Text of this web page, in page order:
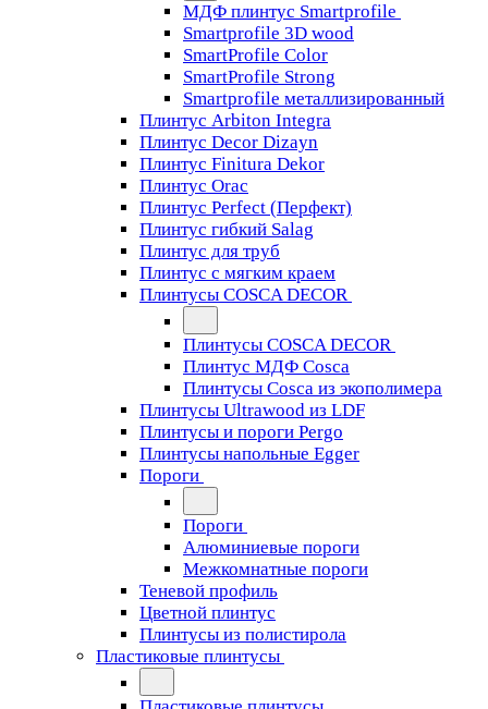
МДФ плинтус Smartprofile
Smartprofile 3D wood
SmartProfile Color
SmartProfile Strong
Smartprofile металлизированный
Плинтус Arbiton Integra
Плинтус Decor Dizayn
Плинтус Finitura Dekor
Плинтус Orac
Плинтус Perfect (Перфект)
Плинтус гибкий Salag
Плинтус для труб
Плинтус с мягким краем
Плинтусы COSCA DECOR
Плинтусы COSCA DECOR
Плинтус МДФ Cosca
Плинтусы Cosca из экополимера
Плинтусы Ultrawood из LDF
Плинтусы и пороги Pergo
Плинтусы напольные Egger
Пороги
Пороги
Алюминиевые пороги
Межкомнатные пороги
Теневой профиль
Цветной плинтус
Плинтусы из полистирола
Пластиковые плинтусы